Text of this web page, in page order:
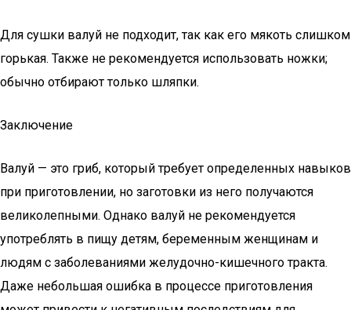
Для сушки валуй не подходит, так как его мякоть слишком
горькая. Также не рекомендуется использовать ножки;
обычно отбирают только шляпки.
Заключение
Валуй — это гриб, который требует определенных навыков
при приготовлении, но заготовки из него получаются
великолепными. Однако валуй не рекомендуется
употреблять в пищу детям, беременным женщинам и
людям с заболеваниями желудочно-кишечного тракта.
Даже небольшая ошибка в процессе приготовления